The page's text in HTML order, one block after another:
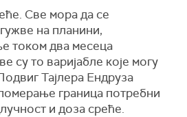
Све мора да се
на планини,
током два месеца
су то варијабле које могу
Тајлера Ендруза
граница потребни
и доза среће.